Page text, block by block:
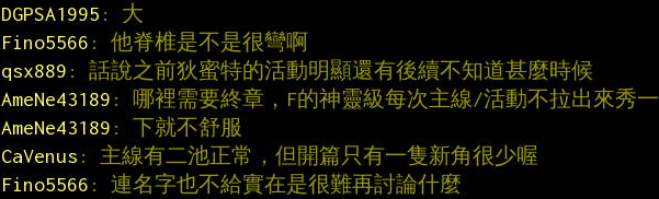
DGPSA1995 : 大
Fino5566 : 他脊椎是不是很彎啊
qsx889 : 話說之前狄蜜特的活動明顯還有後續不知道甚麼時候
AmeNe43189 : 哪裡需要終章，F的神靈級每次主線/活動不拉出來秀一
AmeNe43189 : 下就不舒服
CaVenus : 主線有二池正常，但開篇只有一隻新角很少喔
Fino5566 : 連名字也不給實在是很難再討論什麼